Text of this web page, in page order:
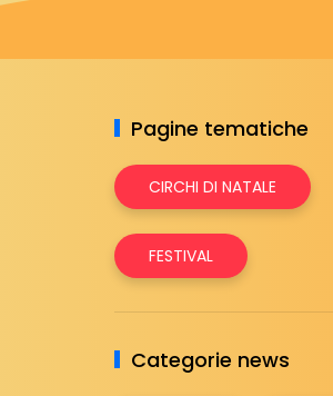
Pagine tematiche
CIRCHI DI NATALE
FESTIVAL
Categorie news